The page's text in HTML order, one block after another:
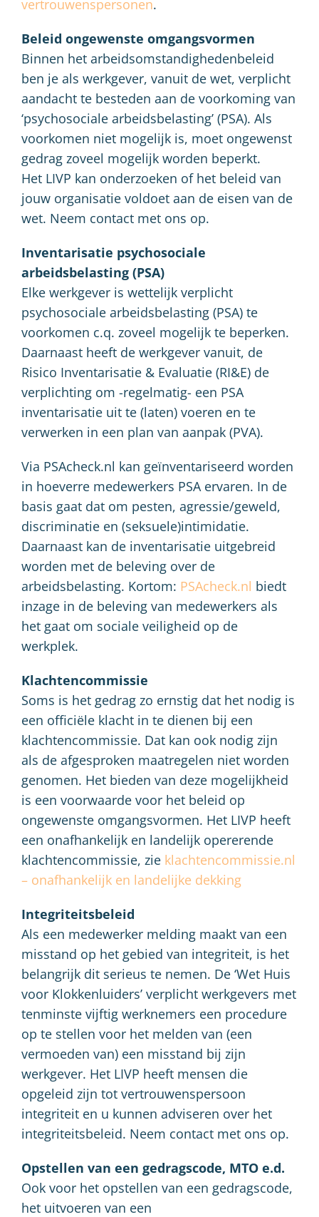
vertrouwenspersonen.
Beleid ongewenste omgangsvormen
Binnen het arbeidsomstandighedenbeleid
ben je als werkgever, vanuit de wet, verplicht
aandacht te besteden aan de voorkoming van
‘psychosociale arbeidsbelasting’ (PSA). Als
voorkomen niet mogelijk is, moet ongewenst
gedrag zoveel mogelijk worden beperkt.
Het LIVP kan onderzoeken of het beleid van
jouw organisatie voldoet aan de eisen van de
wet. Neem contact met ons op.
Inventarisatie psychosociale
arbeidsbelasting (PSA)
Elke werkgever is wettelijk verplicht
psychosociale arbeidsbelasting (PSA) te
voorkomen c.q. zoveel mogelijk te beperken.
Daarnaast heeft de werkgever vanuit, de
Risico Inventarisatie & Evaluatie (RI&E) de
verplichting om -regelmatig- een PSA
inventarisatie uit te (laten) voeren en te
verwerken in een plan van aanpak (PVA).
Via PSAcheck.nl kan geïnventariseerd worden
in hoeverre medewerkers PSA ervaren. In de
basis gaat dat om pesten, agressie/geweld,
discriminatie en (seksuele)intimidatie.
Daarnaast kan de inventarisatie uitgebreid
worden met de beleving over de
arbeidsbelasting. Kortom: PSAcheck.nl biedt
inzage in de beleving van medewerkers als
het gaat om sociale veiligheid op de
werkplek.
Klachtencommissie
Soms is het gedrag zo ernstig dat het nodig is
een officiële klacht in te dienen bij een
klachtencommissie. Dat kan ook nodig zijn
als de afgesproken maatregelen niet worden
genomen. Het bieden van deze mogelijkheid
is een voorwaarde voor het beleid op
ongewenste omgangsvormen. Het LIVP heeft
een onafhankelijk en landelijk opererende
klachtencommissie, zie klachtencommissie.nl
– onafhankelijk en landelijke dekking
Integriteitsbeleid
Als een medewerker melding maakt van een
misstand op het gebied van integriteit, is het
belangrijk dit serieus te nemen. De ‘Wet Huis
voor Klokkenluiders’ verplicht werkgevers met
tenminste vijftig werknemers een procedure
op te stellen voor het melden van (een
vermoeden van) een misstand bij zijn
werkgever. Het LIVP heeft mensen die
opgeleid zijn tot vertrouwenspersoon
integriteit en u kunnen adviseren over het
integriteitsbeleid. Neem contact met ons op.
Opstellen van een gedragscode, MTO e.d.
Ook voor het opstellen van een gedragscode,
het uitvoeren van een